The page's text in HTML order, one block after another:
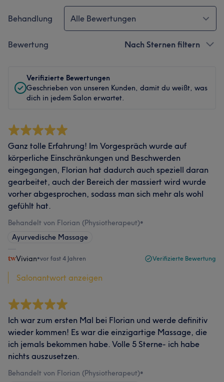
Behandlung Alle Bewertungen
Bewertung Nach Sternen filtern
Verifizierte Bewertungen
Geschrieben von unseren Kunden, damit du weißt, was
dich in jedem Salon erwartet.
Ganz tolle Erfahrung! Im Vorgespräch wurde auf
körperliche Einschränkungen und Beschwerden
eingegangen, Florian hat dadurch auch speziell daran
gearbeitet, auch der Bereich der massiert wird wurde
vorher abgesprochen, sodass man sich mehr als wohl
gefühlt hat.
Behandelt von Florian (Physiotherapeut)•
Ayurvedische Massage
Vivian•vor fast 4 Jahren Verifizierte Bewertung
Salonantwort anzeigen
Ich war zum ersten Mal bei Florian und werde definitiv
wieder kommen! Es war die einzigartige Massage, die
ich jemals bekommen habe. Volle 5 Sterne- ich habe
nichts auszusetzen.
Behandelt von Florian (Physiotherapeut)•